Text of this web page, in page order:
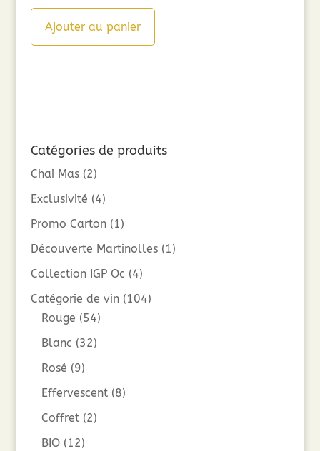
Ajouter au panier
Catégories de produits
Chai Mas (2)
Exclusivité (4)
Promo Carton (1)
Découverte Martinolles (1)
Collection IGP Oc (4)
Catégorie de vin (104)
Rouge (54)
Blanc (32)
Rosé (9)
Effervescent (8)
Coffret (2)
BIO (12)